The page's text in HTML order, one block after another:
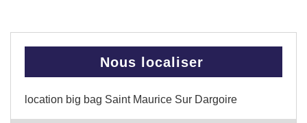
Nous localiser
location big bag Saint Maurice Sur Dargoire